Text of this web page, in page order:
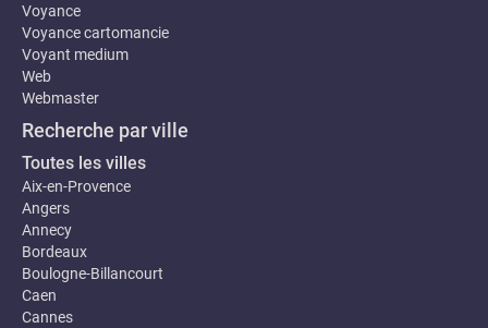
Voyance
Voyance cartomancie
Voyant medium
Web
Webmaster
Recherche par ville
Toutes les villes
Aix-en-Provence
Angers
Annecy
Bordeaux
Boulogne-Billancourt
Caen
Cannes